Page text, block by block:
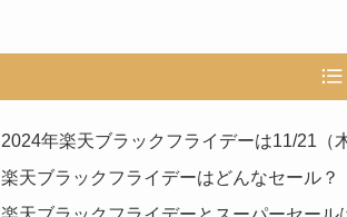
2024年楽天ブラックフライデーは11/21（
楽天ブラックフライデーはどんなセール？